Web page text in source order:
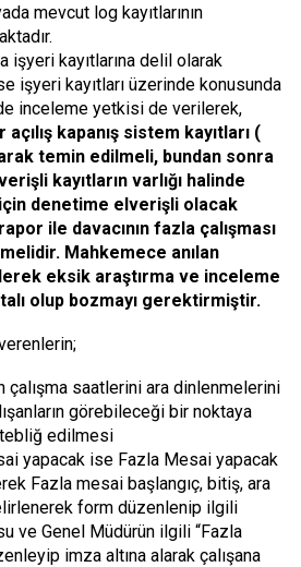
mevcut log kayıtlarının
işyeri kayıtlarına delil olarak
işyeri kayıtları üzerinde konusunda
inceleme yetkisi de verilerek,
kapanış sistem kayıtları (
temin edilmeli, bundan sonra
kayıtların varlığı halinde
denetime elverişli olacak
ile davacının fazla çalışması
Mahkemece anılan
eksik araştırma ve inceleme
olup bozmayı gerektirmiştir.
çalışma saatlerini ara dinlenmelerini
görebileceği bir noktaya
edilmesi
yapacak ise Fazla Mesai yapacak
Fazla mesai başlangıç, bitiş, ara
form düzenlenip ilgili
ve Genel Müdürün ilgili “Fazla
imza altına alarak çalışana